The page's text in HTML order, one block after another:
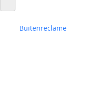
Buitenreclame